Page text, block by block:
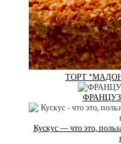
ТОРТ
Кускус — что это,